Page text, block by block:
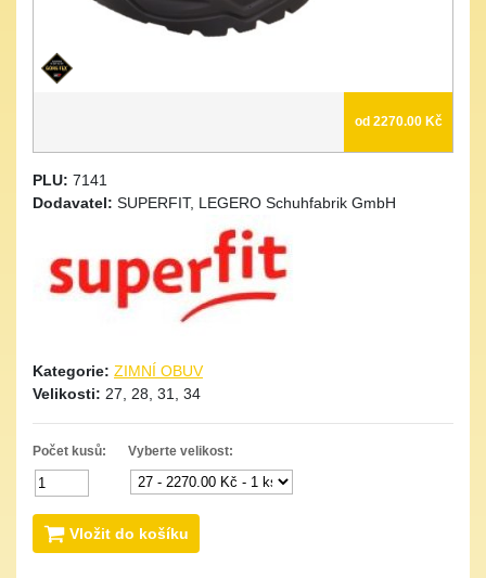
od 2270.00 Kč
PLU: 7141
Dodavatel: SUPERFIT, LEGERO Schuhfabrik GmbH
Kategorie: ZIMNÍ OBUV
Velikosti: 27, 28, 31, 34
Počet kusů: Vyberte velikost:
Vložit do košíku